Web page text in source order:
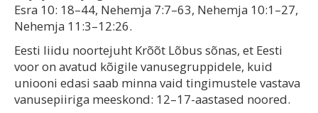
Esra 10: 18–44, Nehemja 7:7–63, Nehemja 10:1–27,
Nehemja 11:3–12:26.
Eesti liidu noortejuht Krõõt Lõbus sõnas, et Eesti
voor on avatud kõigile vanusegruppidele, kuid
uniooni edasi saab minna vaid tingimustele vastava
vanusepiiriga meeskond: 12–17-aastased noored.